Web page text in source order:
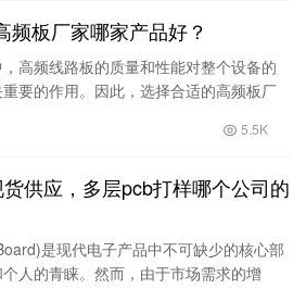
频板厂家哪家产品好？
高频线路板的质量和性能对整个设备的
要的作用。因此，选择合适的高频板厂
5.5K
供应，多层pcb打样哪个公司的
是现代电子产品中不可缺少的核心部
人的青睐。然而，由于市场需求的增